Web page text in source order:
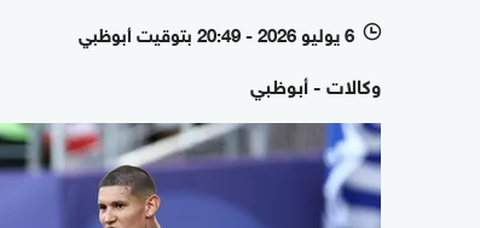
l 6 يوليو 2026 - 20:49 بتوقيت أبوظبي
وكالات - أبوظبي